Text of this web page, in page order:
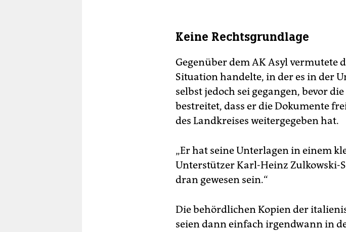
Keine Rechtsgrundlage
Gegenüber dem AK Asyl vermutete
Situation handelte, in der es in der
selbst jedoch sei gegangen, bevor
bestreitet, dass er die Dokumente
des Landkreises weitergegeben hat.
„Er hat seine Unterlagen in einem
Unterstützer Karl-Heinz Zulkowski-
dran gewesen sein.“
Die behördlichen Kopien der
seien dann einfach irgendwann in